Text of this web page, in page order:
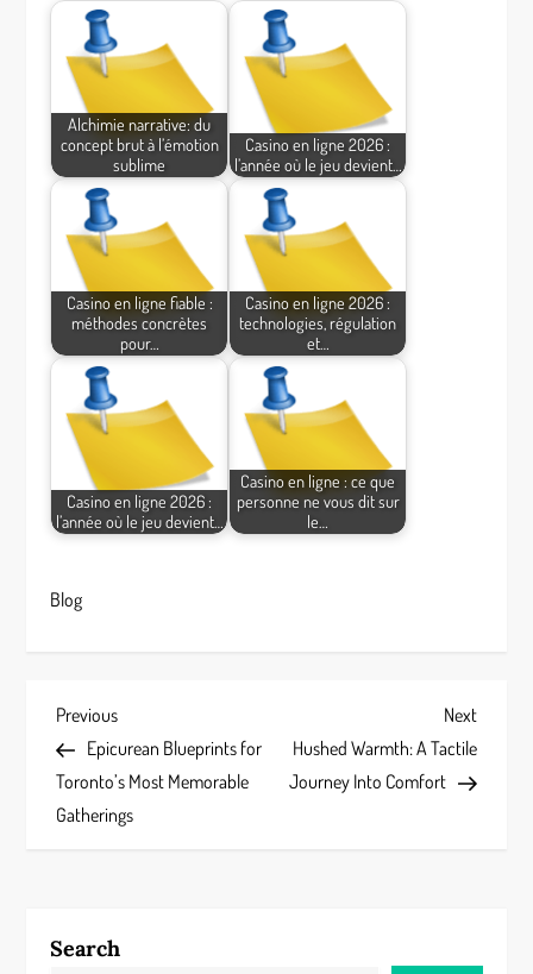
Alchimie narrative: du
concept brut à l’émotion
sublime
Casino en ligne 2026 :
l’année où le jeu devient…
Casino en ligne fiable :
méthodes concrètes
pour…
Casino en ligne 2026 :
technologies, régulation
et…
Casino en ligne 2026 :
l’année où le jeu devient…
Casino en ligne : ce que
personne ne vous dit sur
le…
Blog
P
o
s
n
Previous
Post
Previous
Epicurean Blueprints for
Toronto’s Most Memorable
Gatherings
Next
Post
Next
Hushed Warmth: A Tactile
Journey Into Comfort
Search